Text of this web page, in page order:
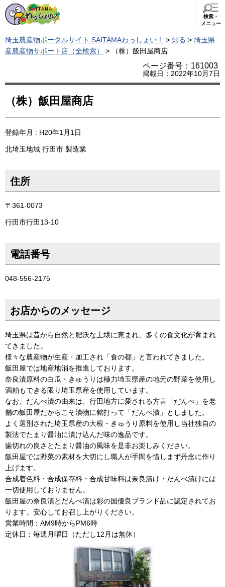
検索・
メニュー
埼玉農産物ポータルサイト SAITAMAわっしょい！ > 知る > 埼玉県
産農産物サポート店（全検索）
> （株）飯田屋商店
ページ番号：161003
掲載日：2022年10月7日
（株）飯田屋商店
登録年月 : H20年1月1日
北埼玉地域 行田市 製造業
住所
〒361-0073
行田市行田13-10
電話番号
048-556-2175
お店からのメッセージ
埼玉県は昔から自然と肥沃な土壌に恵まれ、多くの食文化が育まれ
てきました。
様々な農産物が生産・加工され「食の都」と言われてきました。
飯田屋では地産地消を推進しております。
奈良漬原料の白瓜・きゅうりは極力埼玉県産の地元の野菜を使用し
酒粕もできる限り埼玉県産を使用しています。
なお、だんべ漬の由来は、行田地方に愛される方言「だんべ」を老
舗の飯田屋だからこそ漬物に銘打って「だんべ漬」としました。
よく選別された埼玉県産の大根・きゅうり原料を使用し当社独自の
製法でたまり醤油に漬け込んだ味の逸品です。
歯切れの良さとたまり醤油の風味を是非お楽しみください。
飯田屋では野菜の素材を大切にし職人が手間を惜しまず丹念に作り
上げます。
合成着色料・合成保存料・合成甘味料は奈良漬け・だんべ漬けには
一切使用しておりません。
飯田屋の奈良漬とだんべ漬は彩の国優良ブランド品に認定されてお
ります。安心してお召し上がりください。
営業時間：AM9時からPM6時
定休日：毎週月曜日（ただし12月は無休）